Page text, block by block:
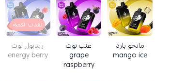
مانجو بارد
mango ice
عنب توت
grape
raspberry
نفدت الكمية
ريدبول توت
energy berry